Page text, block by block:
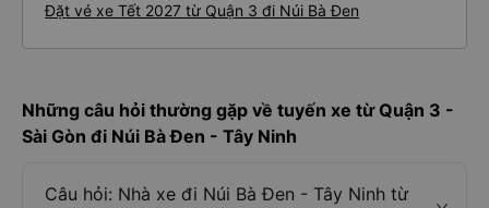
Đặt vé xe Tết 2027 từ Quận 3 đi Núi Bà Đen
Những câu hỏi thường gặp về tuyến xe từ Quận 3 -
Sài Gòn đi Núi Bà Đen - Tây Ninh
Câu hỏi: Nhà xe đi Núi Bà Đen - Tây Ninh từ